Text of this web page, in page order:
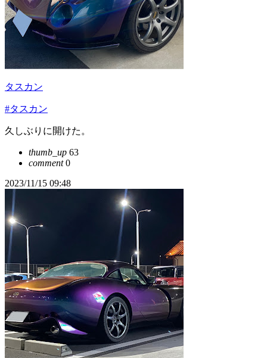
タスカン
#タスカン
久しぶりに開けた。
thumb_up 63
comment0
2023/11/15 09:48